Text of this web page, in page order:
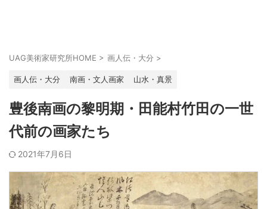
UAG美術家研究所HOME > 画人伝・大分 >
画人伝・大分 南画・文人画家 山水・真景
豊後南画の黎明期・田能村竹田の一世
代前の画家たち
2021年7月6日